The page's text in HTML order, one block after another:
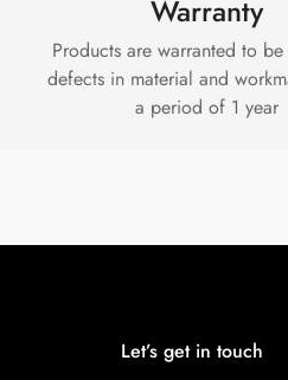
Warranty
Products are warranted to
defects in material and
a period of 1 year
Let’s get in touch